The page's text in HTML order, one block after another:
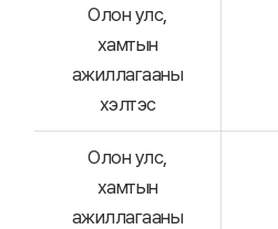
Олон улс,
хамтын
ажиллагааны
хэлтэс
Олон улс,
хамтын
ажиллагааны